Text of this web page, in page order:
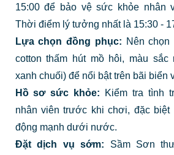
15:00 để bảo vệ sức khỏe nhân
Thời điểm lý tưởng nhất là 15:30 -
Lựa chọn đồng phục: Nên chọn
cotton thấm hút mồ hôi, màu sắc
xanh chuối) để nổi bật trên bãi biển
Hồ sơ sức khỏe: Kiểm tra tình
nhân viên trước khi chơi, đặc biệt
động mạnh dưới nước.
Đặt dịch vụ sớm: Sầm Sơn